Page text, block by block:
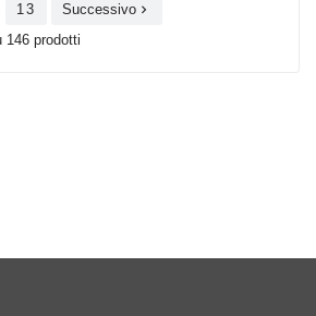
13 Successivo 
146 prodotti